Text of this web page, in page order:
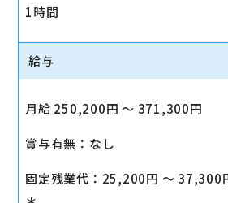
1時間
給与
月給 250,200円 〜 371,300円
賞与有無：なし
固定残業代：25,200円 〜 37,300